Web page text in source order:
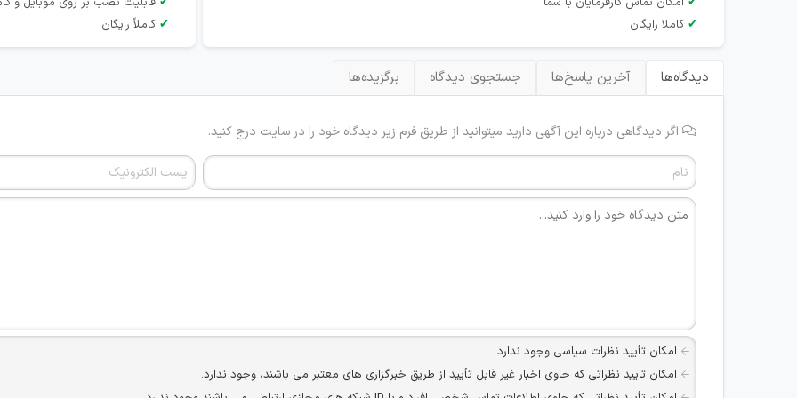
✔ کاملا رایگان
✔ کاملاً رایگان
دیدگاه‌ها آخرین پاسخ‌ها جستجوی دیدگاه برگزیده‌ها
اگر دیدگاهی درباره این آگهی دارید میتوانید از طریق فرم زیر دیدگاه خود را در سایت درج کنید.
امکان تأیید نظرات سیاسی وجود ندارد.
امکان تایید نظراتی که حاوی اخبار غیر قابل تأیید از طریق خبرگزاری های معتبر می باشند، وجود ندارد.